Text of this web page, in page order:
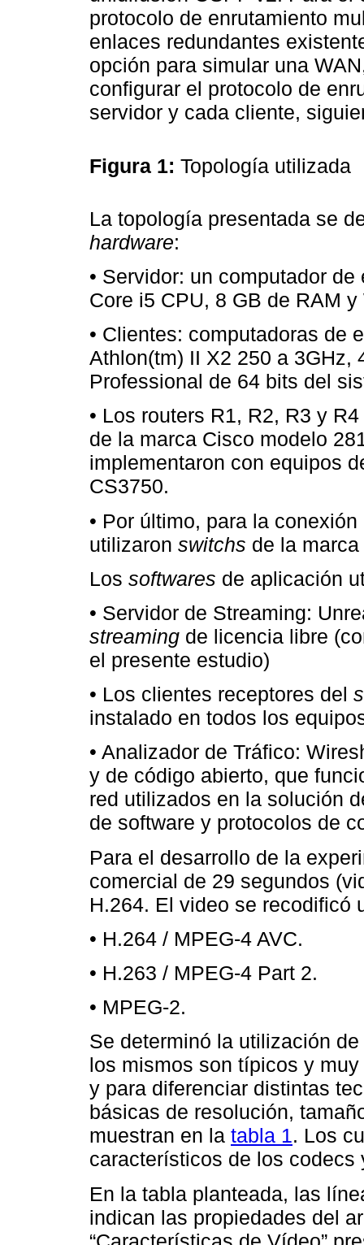
protocolo de enrutamiento
enlaces redundantes
opción para simular una
configurar el protocolo de
servidor y cada cliente,
Figura 1: Topología utilizada
La topología presentada se
hardware:
• Servidor: un computador
Core i5 CPU, 8 GB de RAM
• Clientes: computadoras de
Athlon(tm) II X2 250 a 3GHz,
Professional de 64 bits del
• Los routers R1, R2, R3 y
de la marca Cisco modelo
implementaron con equipos
CS3750.
• Por último, para la
utilizaron switchs de la
Los softwares de aplicación
• Servidor de Streaming:
streaming de licencia libre
el presente estudio)
• Los clientes receptores del
instalado en todos los
• Analizador de Tráfico:
y de código abierto, que
red utilizados en la solución
de software y protocolos de
Para el desarrollo de la
comercial de 29 segundos
H.264. El video se recodificó
• H.264 / MPEG-4 AVC.
• H.263 / MPEG-4 Part 2.
• MPEG-2.
Se determinó la utilización
los mismos son típicos y
y para diferenciar distintas
básicas de resolución,
muestran en la tabla 1. Los
característicos de los
En la tabla planteada, las
indican las propiedades del